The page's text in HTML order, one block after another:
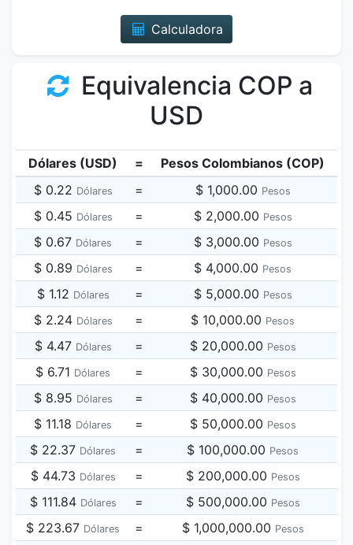
Calculadora
Equivalencia COP a
USD
Dólares (USD) =
Pesos Colombianos (COP)
$ 0.22 Dólares = $ 1,000.00 Pesos
$ 0.45 Dólares = $ 2,000.00 Pesos
$ 0.67 Dólares = $ 3,000.00 Pesos
$ 0.89 Dólares = $ 4,000.00 Pesos
$ 1.12 Dólares = $ 5,000.00 Pesos
$ 2.24 Dólares = $ 10,000.00 Pesos
$ 4.47 Dólares = $ 20,000.00 Pesos
$ 6.71 Dólares = $ 30,000.00 Pesos
$ 8.95 Dólares = $ 40,000.00 Pesos
$ 11.18 Dólares = $ 50,000.00 Pesos
$ 22.37 Dólares = $ 100,000.00 Pesos
$ 44.73 Dólares = $ 200,000.00 Pesos
$ 111.84 Dólares = $ 500,000.00 Pesos
$ 223.67 Dólares = $ 1,000,000.00 Pesos